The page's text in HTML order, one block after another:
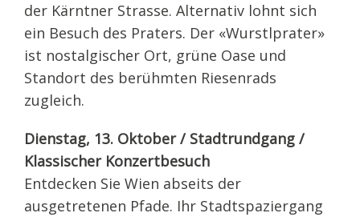
der Kärntner Strasse. Alternativ lohnt sich
ein Besuch des Praters. Der «Wurstlprater»
ist nostalgischer Ort, grüne Oase und
Standort des berühmten Riesenrads
zugleich.
Dienstag, 13. Oktober / Stadtrundgang /
Klassischer Konzertbesuch
Entdecken Sie Wien abseits der
ausgetretenen Pfade. Ihr Stadtspaziergang